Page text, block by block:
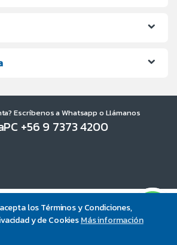
los Términos y Condiciones,
y de CookiesMás información
Escríbenos a Whatsapp o Llámanos
+56 9 7373 4200